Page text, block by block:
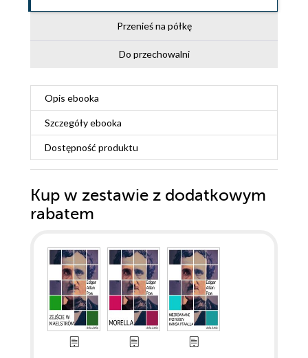
Przenieś na półkę
Do przechowalni
Opis ebooka
Szczegółyebooka
Dostępność produktu
Kup w zestawie z dodatkowym
rabatem